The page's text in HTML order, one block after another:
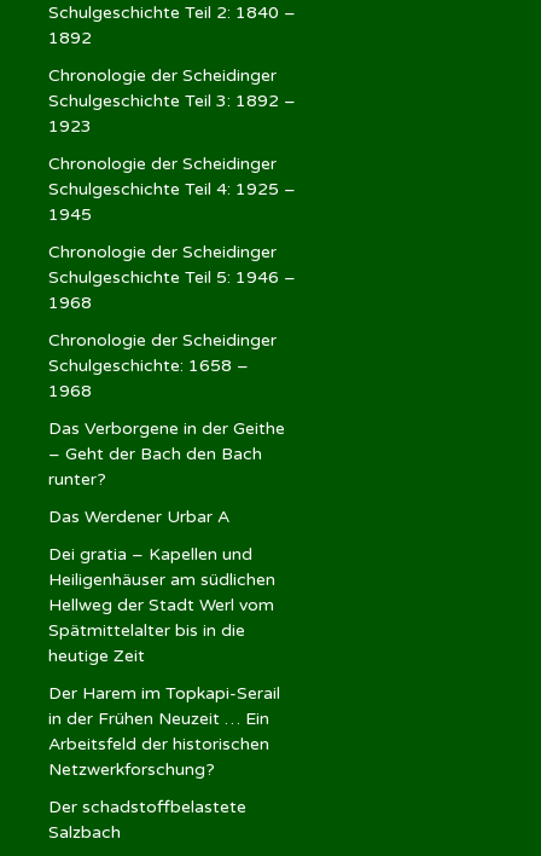
Schulgeschichte Teil 2: 1840 –
1892
Chronologie der Scheidinger
Schulgeschichte Teil 3: 1892 –
1923
Chronologie der Scheidinger
Schulgeschichte Teil 4: 1925 –
1945
Chronologie der Scheidinger
Schulgeschichte Teil 5: 1946 –
1968
Chronologie der Scheidinger
Schulgeschichte: 1658 –
1968
Das Verborgene in der Geithe
– Geht der Bach den Bach
runter?
Das Werdener Urbar A
Dei gratia – Kapellen und
Heiligenhäuser am südlichen
Hellweg der Stadt Werl vom
Spätmittelalter bis in die
heutige Zeit
Der Harem im Topkapi-Serail
in der Frühen Neuzeit … Ein
Arbeitsfeld der historischen
Netzwerkforschung?
Der schadstoffbelastete
Salzbach